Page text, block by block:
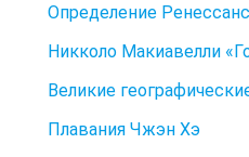
Определение
Никколо Макиавелли
Великие
Плавания Чжэн Хэ